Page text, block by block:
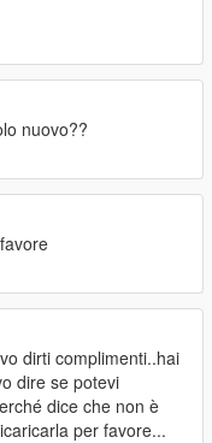
nuovo??
dirti complimenti..hai
dire se potevi
dice che non è
per favore...